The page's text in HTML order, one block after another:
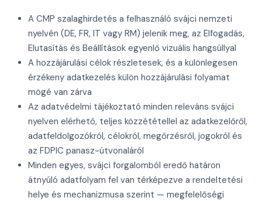
A CMP szalaghirdetés a felhasználó svájci nemzeti
nyelvén (DE, FR, IT vagy RM) jelenik meg, az Elfogadás,
Elutasítás és Beállítások egyenlő vizuális hangsúllyal
A hozzájárulási célok részletesek, és a különlegesen
érzékeny adatkezelés külön hozzájárulási folyamat
mögé van zárva
Az adatvédelmi tájékoztató minden releváns svájci
nyelven elérhető, teljes közzététellel az adatkezelőről,
adatfeldolgozókról, célokról, megőrzésről, jogokról és
az FDPIC panasz-útvonaláról
Minden egyes, svájci forgalomból eredő határon
átnyúló adatfolyam fel van térképezve a rendeltetési
helye és mechanizmusa szerint — megfelelőségi